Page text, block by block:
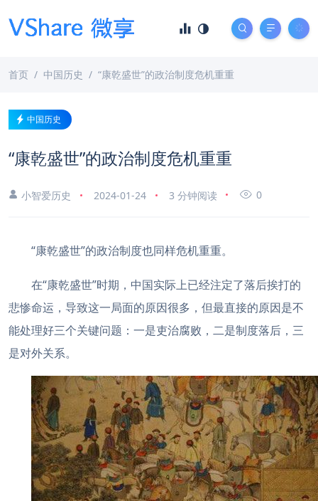
首页 中国历史 “康乾盛世”的政治制度危机重重
中国历史
“康乾盛世”的政治制度危机重重
小智爱历史 2024-01-24 3 分钟阅读 0
“康乾盛世”的政治制度也同样危机重重。
在“康乾盛世”时期，中国实际上已经注定了落后挨打的
悲惨命运，导致这一局面的原因很多，但最直接的原因是不
能处理好三个关键问题：一是吏治腐败，二是制度落后，三
是对外关系。